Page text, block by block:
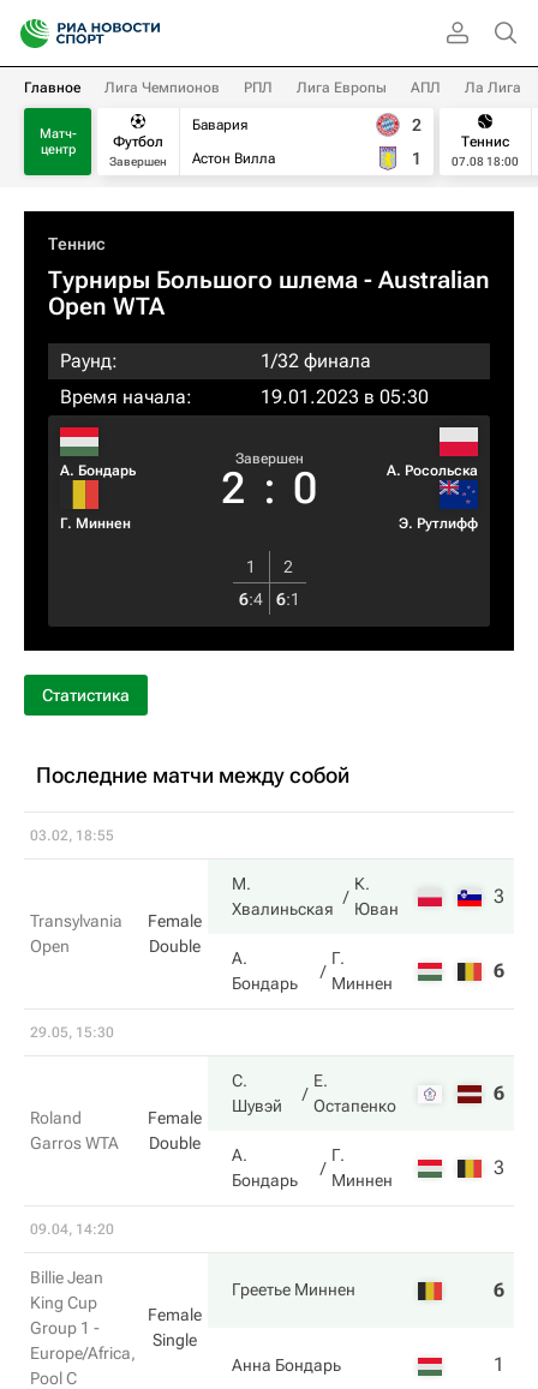
Главное Лига Чемпионов РПЛ Лига Европы АПЛ Ла Лига
Матч-
центр
Футбол
Завершен
Бавария
Астон Вилла
2
1
Теннис
07.08 18:00
Теннис
Турниры Большого шлема - Australian
Open WTA
Раунд:
1/32 финала
Время начала:
19.01.2023 в 05:30
А. Бондарь
Г. Миннен
Завершен
2 : 0 А. Росольска
Э. Рутлифф
1
2
6:4 6:1
Статистика
Последние матчи между собой
03.02, 18:55
Transylvania
Open
Female
Double
М.
Хвалиньская
К.
Юван
3
А.
Бондарь
Г.
Миннен
6
29.05, 15:30
Roland
Garros WTA
Female
Double
С.
Шувэй
Е.
Остапенко
6
А.
Бондарь
Г.
Миннен
3
09.04, 14:20
Billie Jean
King Cup
Group 1 -
Europe/Africa,
Pool C
Female
Single
Греетье Миннен 6
Анна Бондарь 1